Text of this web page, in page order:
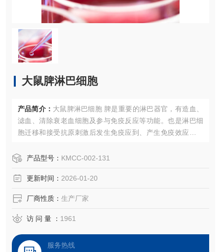
大鼠脾淋巴细胞
产品简介： 大鼠脾淋巴细胞 脾是重要的淋巴器官，有造血、
滤血、清除衰老血细胞及参与免疫反应等功能。也是淋巴细
胞迁移和接受抗原刺激后发生免疫应到、产生免疫效应分子
织总量的25%，含有大量的淋巴细胞核巨噬细胞，是机体细
产品型号： KMCC-002-131
更新时间： 2026-01-20
厂商性质： 生产厂家
访 问 量 ： 1961
服务热线